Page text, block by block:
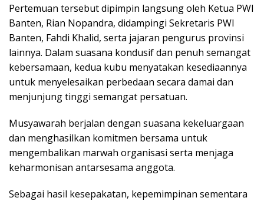
Pertemuan tersebut dipimpin langsung oleh Ketua PWI
Banten, Rian Nopandra, didampingi Sekretaris PWI
Banten, Fahdi Khalid, serta jajaran pengurus provinsi
lainnya. Dalam suasana kondusif dan penuh semangat
kebersamaan, kedua kubu menyatakan kesediaannya
untuk menyelesaikan perbedaan secara damai dan
menjunjung tinggi semangat persatuan.
Musyawarah berjalan dengan suasana kekeluargaan
dan menghasilkan komitmen bersama untuk
mengembalikan marwah organisasi serta menjaga
keharmonisan antarsesama anggota.
Sebagai hasil kesepakatan, kepemimpinan sementara